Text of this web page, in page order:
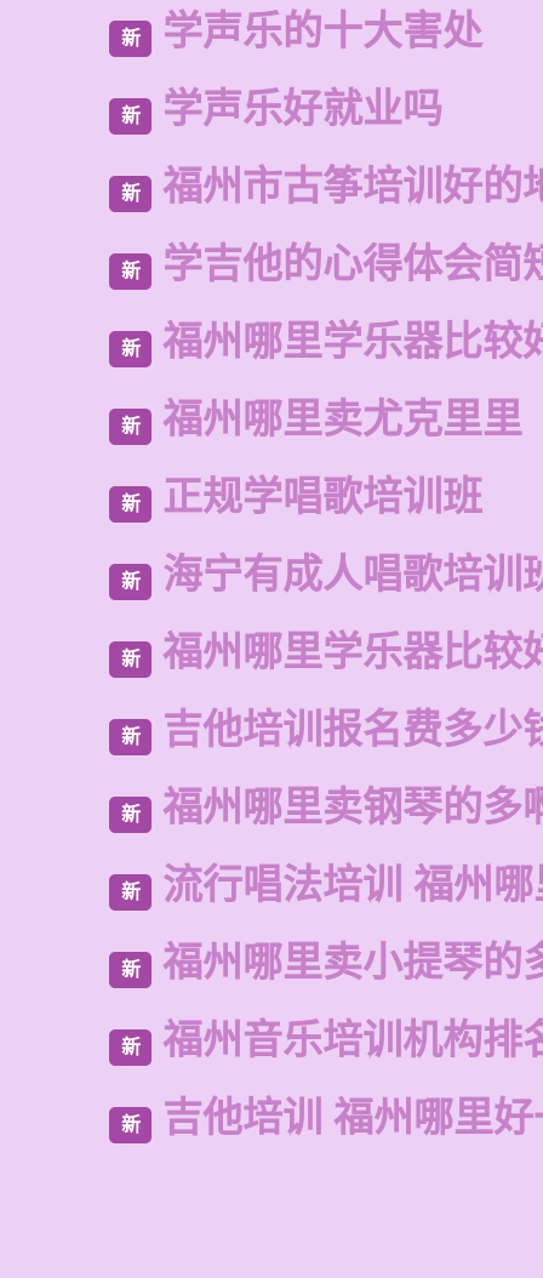
新 学声乐的十大害处
新 学声乐好就业吗
新 福州市古筝培训好的
新 学吉他的心得体会简
新 福州哪里学乐器比较
新 福州哪里卖尤克里里
新 正规学唱歌培训班
新 海宁有成人唱歌培训
新 福州哪里学乐器比较
新 吉他培训报名费多少
新 福州哪里卖钢琴的多
新 流行唱法培训 福州
新 福州哪里卖小提琴的
新 福州音乐培训机构排
新 吉他培训 福州哪里